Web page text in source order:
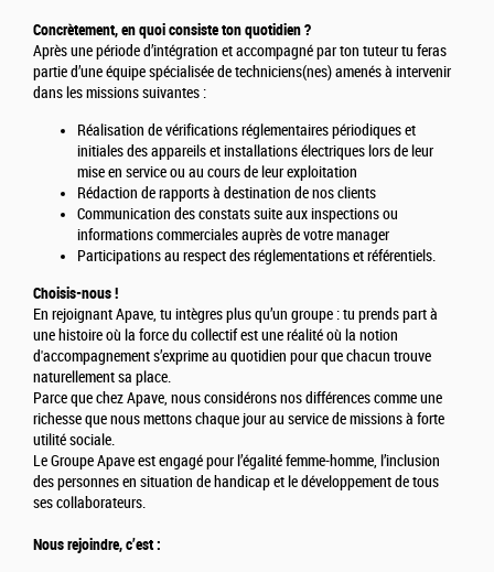
Concrètement, en quoi consiste ton quotidien ?
Après une période d’intégration et accompagné par ton tuteur tu feras
partie d’une équipe spécialisée de techniciens(nes) amenés à intervenir
dans les missions suivantes :
Réalisation de vérifications réglementaires périodiques et
initiales des appareils et installations électriques lors de leur
mise en service ou au cours de leur exploitation
Rédaction de rapports à destination de nos clients
Communication des constats suite aux inspections ou
informations commerciales auprès de votre manager
Participations au respect des réglementations et référentiels.
Choisis-nous !
En rejoignant Apave, tu intègres plus qu’un groupe : tu prends part à
une histoire où la force du collectif est une réalité où la notion
d'accompagnement s’exprime au quotidien pour que chacun trouve
naturellement sa place.
Parce que chez Apave, nous considérons nos différences comme une
richesse que nous mettons chaque jour au service de missions à forte
utilité sociale.
Le Groupe Apave est engagé pour l’égalité femme-homme, l’inclusion
des personnes en situation de handicap et le développement de tous
ses collaborateurs.
Nous rejoindre, c’est :